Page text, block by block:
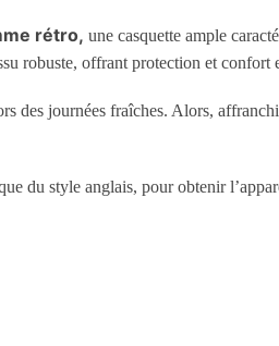
rétro, une casquette ample
robuste, offrant protection et confort
des journées fraîches. Alors,
du style anglais, pour obtenir